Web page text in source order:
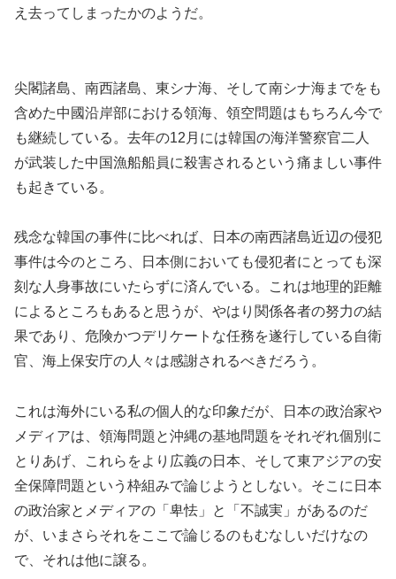
え去ってしまったかのようだ。
尖閣諸島、南西諸島、東シナ海、そして南シナ海までをも
含めた中國沿岸部における領海、領空問題はもちろん今で
も継続している。去年の12月には韓国の海洋警察官二人
が武装した中国漁船船員に殺害されるという痛ましい事件
も起きている。
残念な韓国の事件に比べれば、日本の南西諸島近辺の侵犯
事件は今のところ、日本側においても侵犯者にとっても深
刻な人身事故にいたらずに済んでいる。これは地理的距離
によるところもあると思うが、やはり関係各者の努力の結
果であり、危険かつデリケートな任務を遂行している自衛
官、海上保安庁の人々は感謝されるべきだろう。
これは海外にいる私の個人的な印象だが、日本の政治家や
メディアは、領海問題と沖縄の基地問題をそれぞれ個別に
とりあげ、これらをより広義の日本、そして東アジアの安
全保障問題という枠組みで論じようとしない。そこに日本
の政治家とメディアの「卑怯」と「不誠実」があるのだ
が、いまさらそれをここで論じるのもむなしいだけなの
で、それは他に譲る。